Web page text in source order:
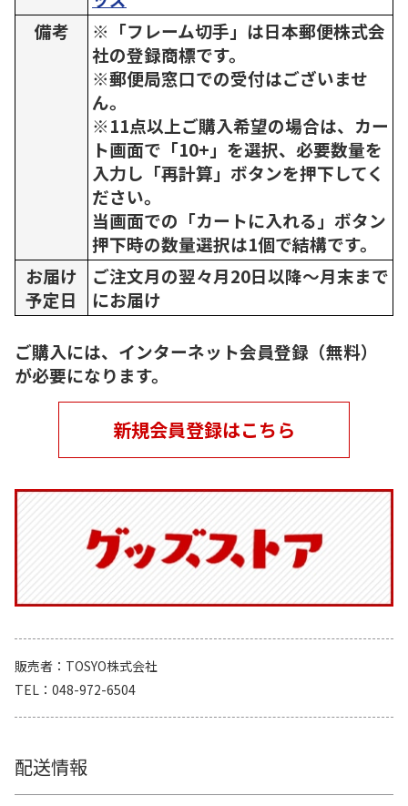
備考
※「フレーム切手」は日本郵便株式会
社の登録商標です。
※郵便局窓口での受付はございませ
ん。
※11点以上ご購入希望の場合は、カー
ト画面で「10+」を選択、必要数量を
入力し「再計算」ボタンを押下してく
ださい。
当画面での「カートに入れる」ボタン
押下時の数量選択は1個で結構です。
お届け
予定日
ご注文月の翌々月20日以降～月末まで
にお届け
ご購入には、インターネット会員登録（無料）
が必要になります。
新規会員登録はこちら
販売者
TOSYO株式会社
TEL
048-972-6504
配送情報